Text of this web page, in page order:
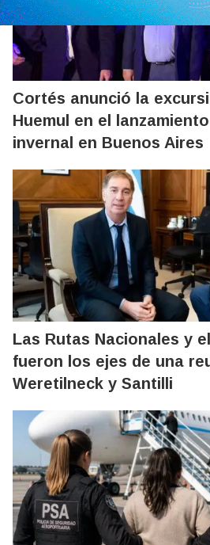
Cortés anunció la
Huemul en el
invernal en Buenos Aires
Las Rutas Nacionales y
fueron los ejes de una
Weretilneck y Santilli